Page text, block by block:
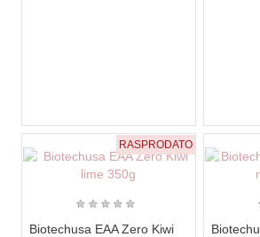
RASPRODATO
★ ★ ★ ★ ★
Biotechusa EAA Zero Kiwi